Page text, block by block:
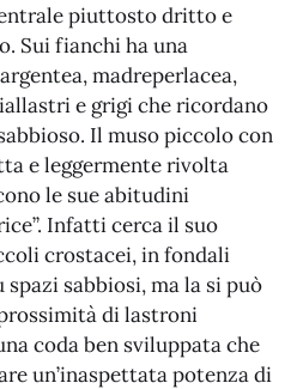
piuttosto dritto e
Sui fianchi ha una
madreperlacea,
e grigi che ricordano
Il muso piccolo con
e leggermente rivolta
le sue abitudini
Infatti cerca il suo
crostacei, in fondali
sabbiosi, ma la si può
di lastroni
coda ben sviluppata che
un’inaspettata potenza di